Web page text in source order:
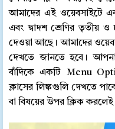
আমাদের এই ওয়েবসাইটে
এবং দ্বাদশ শ্রেণির তৃতীয় ও
দেওয়া আছে। আমাদের
দেখতে জানতে হবে।
বাঁদিকে একটি Menu
ক্লাসের লিঙ্কগুলি দেখতে
বা বিষয়ের উপর ক্লিক করলেই